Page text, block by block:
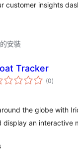
customer insights
安裝
Tracker
(0總
評)
the globe with
display an interactive